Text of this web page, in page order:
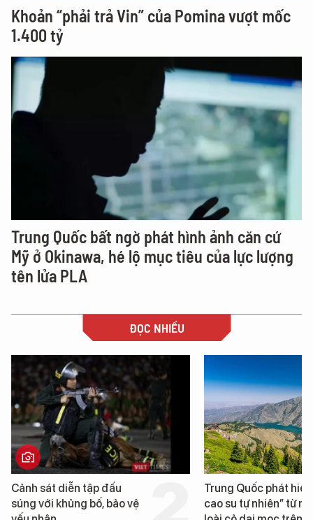
Khoản “phải trả Vin” của Pomina vượt mốc
1.400 tỷ
Trung Quốc bất ngờ phát hình ảnh căn cứ
Mỹ ở Okinawa, hé lộ mục tiêu của lực lượng
tên lửa PLA
ĐỌC NHIỀU
sát diễn tập đấu
với khủng bố, bảo vệ
Trung Quốc phát hiện
cao su tự nhiên” từ một